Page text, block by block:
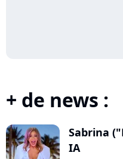
+ de news :
Sabrina
IA